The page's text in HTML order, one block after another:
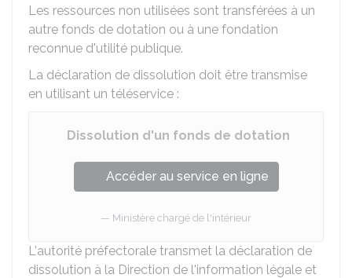
Les ressources non utilisées sont transférées à un
autre fonds de dotation ou à une fondation
reconnue d'utilité publique.
La déclaration de dissolution doit être transmise
en utilisant un téléservice :
Dissolution d'un fonds de dotation
Accéder au service en ligne
Ministère chargé de l'intérieur
L'autorité préfectorale transmet la déclaration de
dissolution à la Direction de l'information légale et